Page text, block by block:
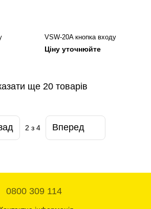
VSW-20A кнопка входу
Ціну уточнюйте
ще 20 товарів
2 з 4 Вперед
0800 309 114